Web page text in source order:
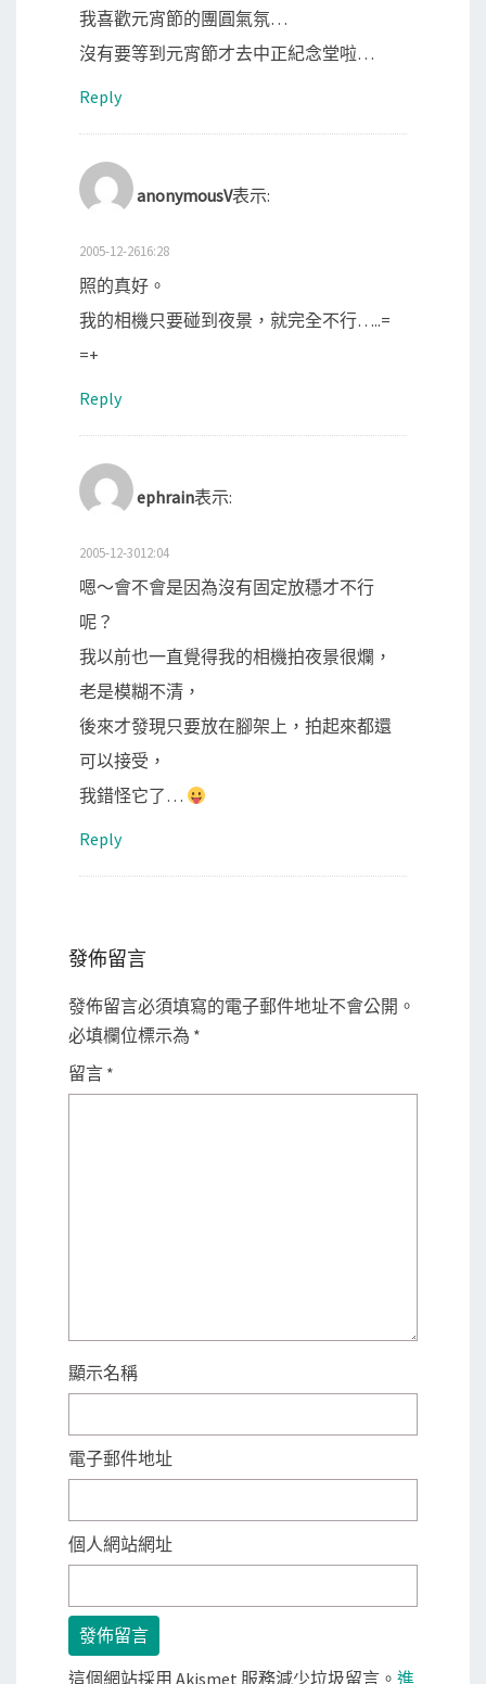
我喜歡元宵節的團圓氣氛…
沒有要等到元宵節才去中正紀念堂啦…
Reply
anonymousV表示:
2005-12-2616:28
照的真好。
我的相機只要碰到夜景，就完全不行…..=
=+
Reply
ephrain表示:
2005-12-3012:04
嗯～會不會是因為沒有固定放穩才不行
呢？
我以前也一直覺得我的相機拍夜景很爛，
老是模糊不清，
後來才發現只要放在腳架上，拍起來都還
可以接受，
我錯怪它了…
Reply
發佈留言
發佈留言必須填寫的電子郵件地址不會公開。
必填欄位標示為 *
留言 *
顯示名稱
電子郵件地址
個人網站網址
這個網站採用 Akismet 服務減少垃圾留言。 進